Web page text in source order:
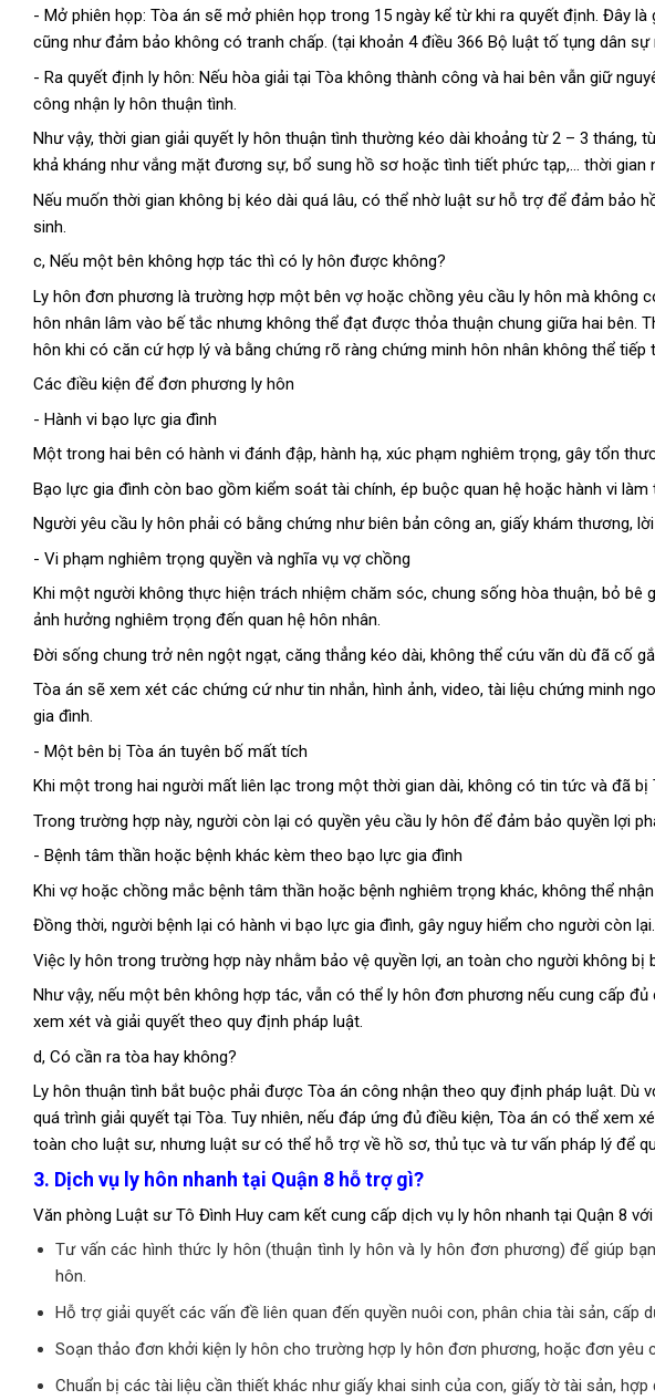
- Mở phiên họp: Tòa án sẽ mở phiên họp trong 15 ngày kể từ khi ra quyết định. Đây
cũng như đảm bảo không có tranh chấp. (tại khoản 4 điều 366 Bộ luật tố tụng dân sự
- Ra quyết định ly hôn: Nếu hòa giải tại Tòa không thành công và hai bên vẫn giữ
công nhận ly hôn thuận tình.
Như vậy, thời gian giải quyết ly hôn thuận tình thường kéo dài khoảng từ 2 – 3 tháng,
khả kháng như vắng mặt đương sự, bổ sung hồ sơ hoặc tình tiết phức tạp,… thời gian
Nếu muốn thời gian không bị kéo dài quá lâu, có thể nhờ luật sư hỗ trợ để đảm bảo
sinh.
c,Nếu một bên không hợp tác thì có ly hôn được không?
Ly hôn đơn phương là trường hợp một bên vợ hoặc chồng yêu cầu ly hôn mà không
hôn nhân lâm vào bế tắc nhưng không thể đạt được thỏa thuận chung giữa hai bên.
hôn khi có căn cứ hợp lý và bằng chứng rõ ràng chứng minh hôn nhân không thể tiếp
Các điều kiện để đơn phương ly hôn
- Hành vi bạo lực gia đình
Một trong hai bên có hành vi đánh đập, hành hạ, xúc phạm nghiêm trọng, gây tổn
Bạo lực gia đình còn bao gồm kiểm soát tài chính, ép buộc quan hệ hoặc hành vi làm
Người yêu cầu ly hôn phải có bằng chứng như biên bản công an, giấy khám thương,
- Vi phạm nghiêm trọng quyền và nghĩa vụ vợ chồng
Khi một người không thực hiện trách nhiệm chăm sóc, chung sống hòa thuận, bỏ bê
ảnh hưởng nghiêm trọng đến quan hệ hôn nhân.
Đời sống chung trở nên ngột ngạt, căng thẳng kéo dài, không thể cứu vãn dù đã cố
Tòa án sẽ xem xét các chứng cứ như tin nhắn, hình ảnh, video, tài liệu chứng minh
gia đình.
- Một bên bị Tòa án tuyên bố mất tích
Khi một trong hai người mất liên lạc trong một thời gian dài, không có tin tức và đã
Trong trường hợp này, người còn lại có quyền yêu cầu ly hôn để đảm bảo quyền lợi
- Bệnh tâm thần hoặc bệnh khác kèm theo bạo lực gia đình
Khi vợ hoặc chồng mắc bệnh tâm thần hoặc bệnh nghiêm trọng khác, không thể
Đồng thời, người bệnh lại có hành vi bạo lực gia đình, gây nguy hiểm cho người còn lại.
Việc ly hôn trong trường hợp này nhằm bảo vệ quyền lợi, an toàn cho người không bị
Như vậy, nếu một bên không hợp tác, vẫn có thể ly hôn đơn phương nếu cung cấp
xem xét và giải quyết theo quy định pháp luật.
d,Có cần ra tòa hay không?
Ly hôn thuận tình bắt buộc phải được Tòa án công nhận theo quy định pháp luật. Dù
quá trình giải quyết tại Tòa. Tuy nhiên, nếu đáp ứng đủ điều kiện, Tòa án có thể xem
toàn cho luật sư, nhưng luật sư có thể hỗ trợ về hồ sơ, thủ tục và tư vấn pháp lý để
3. Dịch vụ ly hôn nhanh tại Quận 8 hỗ trợ gì?
Văn phòng Luật sư Tô Đình Huy cam kết cung cấp dịch vụ ly hôn nhanh tại Quận 8
Tư vấn các hình thức ly hôn (thuận tình ly hôn và ly hôn đơn phương) để giúp
hôn.
Hỗ trợ giải quyết các vấn đề liên quan đến quyền nuôi con, phân chia tài sản, cấp
Soạn thảo đơn khởi kiện ly hôn cho trường hợp ly hôn đơn phương, hoặc đơn yêu
Chuẩn bị các tài liệu cần thiết khác như giấy khai sinh của con, giấy tờ tài sản,